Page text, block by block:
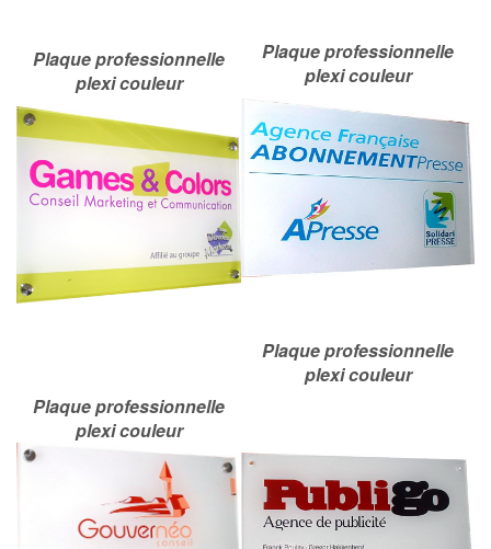
Plaque professionnelle
plexi couleur
Plaque professionnelle
plexi couleur
Plaque professionnelle
plexi couleur
Plaque professionnelle
plexi couleur